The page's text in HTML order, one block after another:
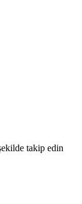
takip edin